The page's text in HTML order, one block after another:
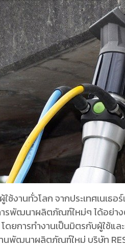
ช้งานทั่วโลก จากประเทศเนเ
ฒนาผลิตภัณฑ์ใหม่ๆ ได้อย่าง
ารทำงานเป็นมิตรกับผู้ใช้แล
พัฒนาผลิตภัณฑ์ใหม่ บริษัท